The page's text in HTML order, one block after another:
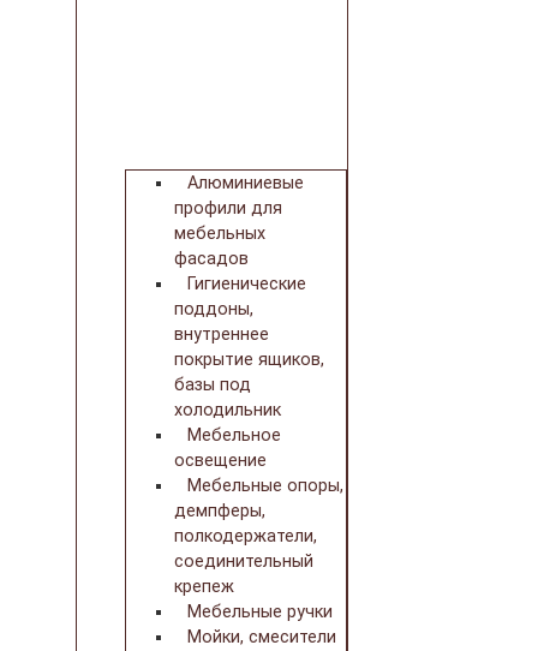
Алюминиевые
профили для
мебельных
фасадов
Гигиенические
поддоны,
внутреннее
покрытие ящиков,
базы под
холодильник
Мебельное
освещение
Мебельные опоры,
демпферы,
полкодержатели,
соединительный
крепеж
Мебельные ручки
Мойки, смесители